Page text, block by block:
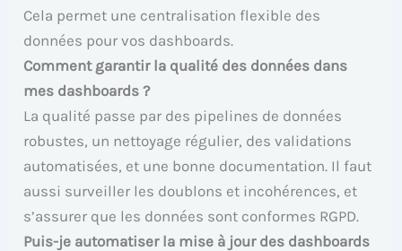
Cela permet une centralisation flexible des
données pour vos dashboards.
Comment garantir la qualité des données dans
mes dashboards ?
La qualité passe par des pipelines de données
robustes, un nettoyage régulier, des validations
automatisées, et une bonne documentation. Il faut
aussi surveiller les doublons et incohérences, et
s’assurer que les données sont conformes RGPD.
Puis-je automatiser la mise à jour des dashboards